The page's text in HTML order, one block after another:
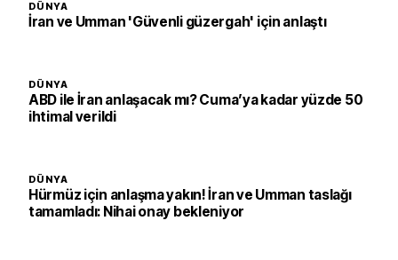
DÜNYA
İran ve Umman 'Güvenli güzergah' için anlaştı
DÜNYA
ABD ile İran anlaşacak mı? Cuma’ya kadar yüzde 50
ihtimal verildi
DÜNYA
Hürmüz için anlaşma yakın! İran ve Umman taslağı
tamamladı: Nihai onay bekleniyor